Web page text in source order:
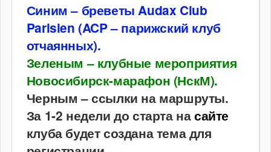
Синим – бреветы Audax Club
Parisien (ACP – парижский клуб
отчаянных).
Зеленым – клубные мероприятия
Новосибирск-марафон (НскМ).
Черным – ссылки на маршруты.
За 1-2 недели до старта насайте
клуба будет создана тема для